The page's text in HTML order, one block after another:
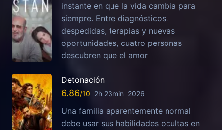
instante en que la vida cambia para
siempre. Entre diagnósticos,
despedidas, terapias y nuevas
oportunidades, cuatro personas
descubren que el amor
Detonación
6.86 2h 23min 2026
Una familia aparentemente normal
debe usar sus habilidades ocultas en